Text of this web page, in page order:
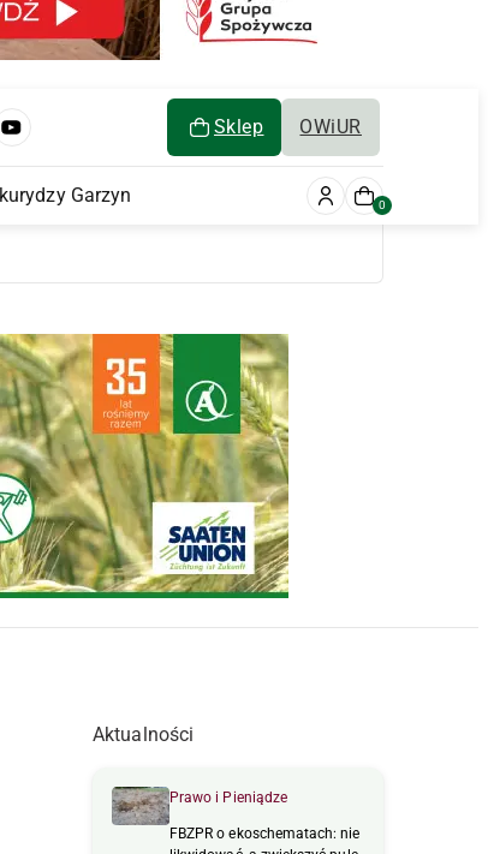
Sklep OWiUR
Garzyn 0
Aktualności
Prawo i Pieniądze
FBZPR o ekoschematach: nie